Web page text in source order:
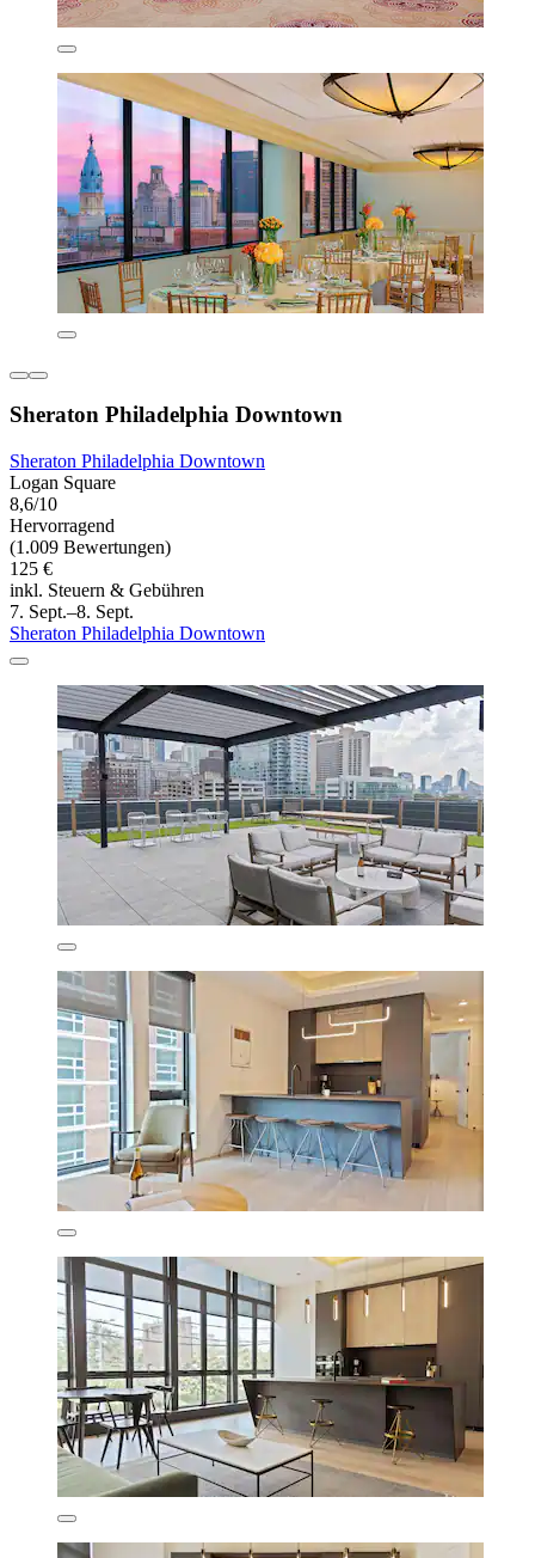
Sheraton Philadelphia Downtown
Sheraton Philadelphia Downtown
Logan Square
8,6/10
Hervorragend
(1.009 Bewertungen)
125 €
inkl. Steuern & Gebühren
7. Sept.–8. Sept.
Sheraton Philadelphia Downtown